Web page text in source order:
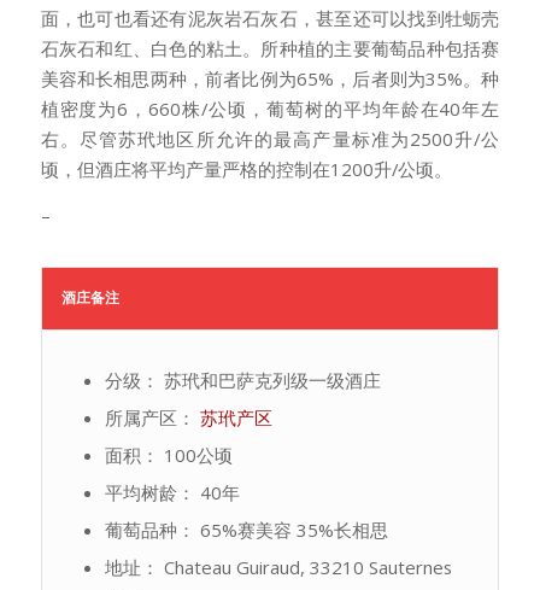
面，也可也看还有泥灰岩石灰石，甚至还可以找到牡蛎壳
石灰石和红、白色的粘土。所种植的主要葡萄品种包括赛
美容和长相思两种，前者比例为65%，后者则为35%。种
植密度为6，660株/公顷，葡萄树的平均年龄在40年左
右。尽管苏玳地区所允许的最高产量标准为2500升/公
顷，但酒庄将平均产量严格的控制在1200升/公顷。
–
酒庄备注
分级： 苏玳和巴萨克列级一级酒庄
所属产区： 苏玳产区
面积： 100公顷
平均树龄： 40年
葡萄品种： 65%赛美容 35%长相思
地址： Chateau Guiraud, 33210 Sauternes